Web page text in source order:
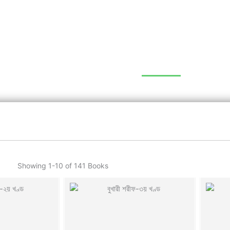
Showing 1-10 of 141 Books